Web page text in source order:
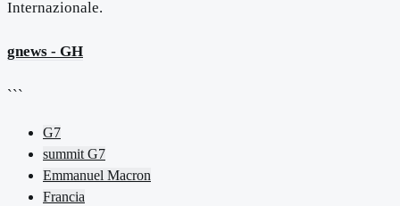
Internazionale.
gnews - GH
```
G7
summit G7
Emmanuel Macron
Francia